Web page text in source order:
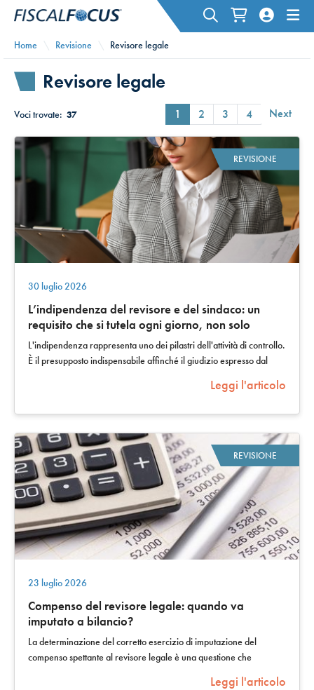
Home Revisione Revisore legale
Revisore legale
Voci trovate: 37 1 2 3 4 Next
REVISIONE
30 luglio 2026
L’indipendenza del revisore e del sindaco: un
requisito che si tutela ogni giorno, non solo
all’accettazione dell’incarico
L'indipendenza rappresenta uno dei pilastri dell'attività di controllo.
È il presupposto indispensabile affinché il giudizio espresso dal
Leggi l'articolo
REVISIONE
23 luglio 2026
Compenso del revisore legale: quando va
imputato a bilancio?
La determinazione del corretto esercizio di imputazione del
compenso spettante al revisore legale è una questione che
Leggi l'articolo